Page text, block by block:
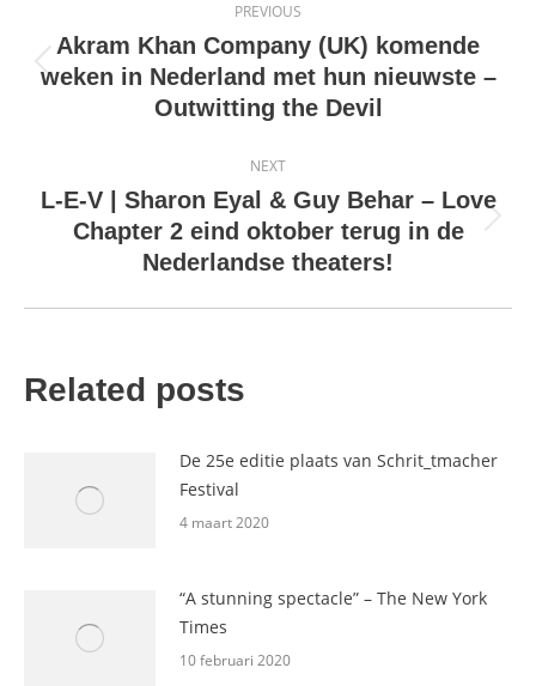
navigation
PREVIOUS
Previous
post:
Akram Khan Company (UK) komende
weken in Nederland met hun nieuwste –
Outwitting the Devil
NEXT
Next
post:
L-E-V | Sharon Eyal & Guy Behar – Love
Chapter 2 eind oktober terug in de
Nederlandse theaters!
Related posts
De 25e editie plaats van Schrit_tmacher
Festival
4 maart 2020
“A stunning spectacle” – The New York
Times
10 februari 2020